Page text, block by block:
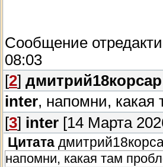
Сообщение
08:03
[2] дмитрий18корсар
inter, напомни, какая
[3] inter [14 Марта
Цитата
напомни, какая там